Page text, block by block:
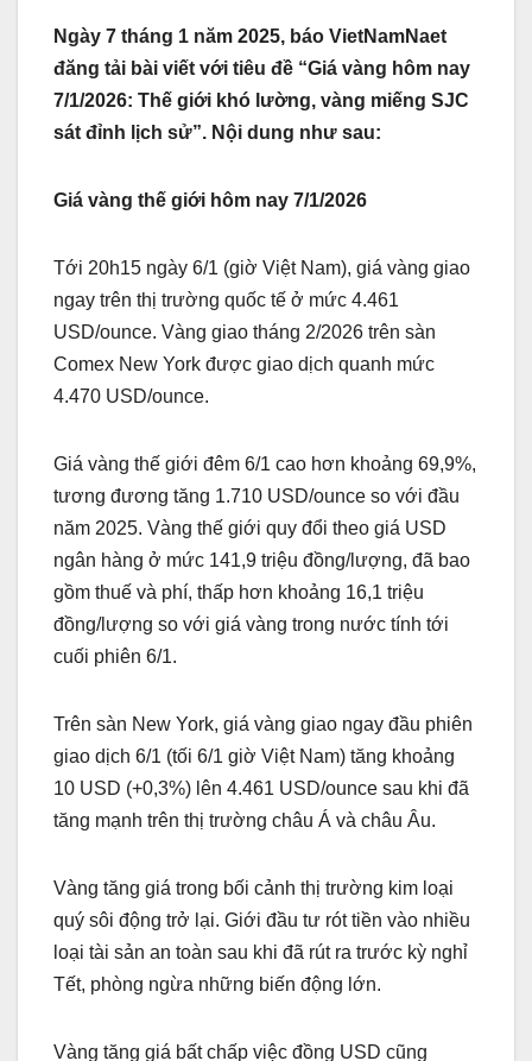
Ngày 7 tháng 1 năm 2025, báo VietNamNaet
đăng tải bài viết với tiêu đề “Giá vàng hôm nay
7/1/2026: Thế giới khó lường, vàng miếng SJC
sát đỉnh lịch sử”. Nội dung như sau:
Giá vàng thế giới hôm nay 7/1/2026
Tới 20h15 ngày 6/1 (giờ Việt Nam), giá vàng giao
ngay trên thị trường quốc tế ở mức 4.461
USD/ounce. Vàng giao tháng 2/2026 trên sàn
Comex New York được giao dịch quanh mức
4.470 USD/ounce.
Giá vàng thế giới đêm 6/1 cao hơn khoảng 69,9%,
tương đương tăng 1.710 USD/ounce so với đầu
năm 2025. Vàng thế giới quy đổi theo giá USD
ngân hàng ở mức 141,9 triệu đồng/lượng, đã bao
gồm thuế và phí, thấp hơn khoảng 16,1 triệu
đồng/lượng so với giá vàng trong nước tính tới
cuối phiên 6/1.
Trên sàn New York, giá vàng giao ngay đầu phiên
giao dịch 6/1 (tối 6/1 giờ Việt Nam) tăng khoảng
10 USD (+0,3%) lên 4.461 USD/ounce sau khi đã
tăng mạnh trên thị trường châu Á và châu Âu.
Vàng tăng giá trong bối cảnh thị trường kim loại
quý sôi động trở lại. Giới đầu tư rót tiền vào nhiều
loại tài sản an toàn sau khi đã rút ra trước kỳ nghỉ
Tết, phòng ngừa những biến động lớn.
Vàng tăng giá bất chấp việc đồng USD cũng